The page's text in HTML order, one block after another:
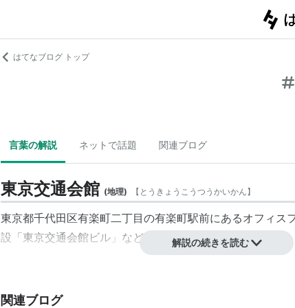
はてなブログ トップ
言葉の解説 ネットで話題 関連ブログ
東京交通会館 (地理) 【 とうきょうこうつうかいかん】
東京都千代田区有楽町二丁目の有楽町駅前にあるオフィス
設「東京交通会館ビル 」などを運営する会社。
解説の続きを読む
関連ブログ